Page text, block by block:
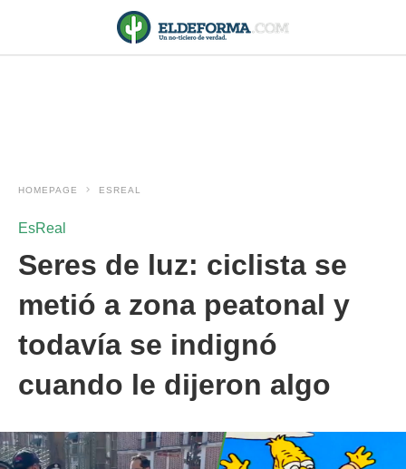
HOMEPAGE ESREAL
EsReal
Seres de luz: ciclista se
metió a zona peatonal y
todavía se indignó
cuando le dijeron algo